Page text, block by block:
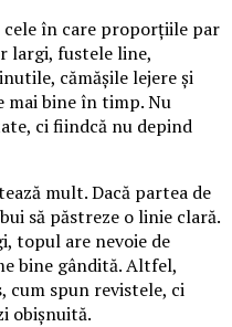
în care proporțiile par
largi, fustele line,
cămășile lejere și
mai bine în timp. Nu
ci fiindcă nu depind
mult. Dacă partea de
să păstreze o linie clară.
topul are nevoie de
bine gândită. Altfel,
cum spun revistele, ci
obișnuită.